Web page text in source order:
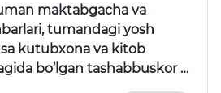
maktabgacha va
tumandagi yosh
kutubxona va kitob
bo’lgan tashabbuskor …